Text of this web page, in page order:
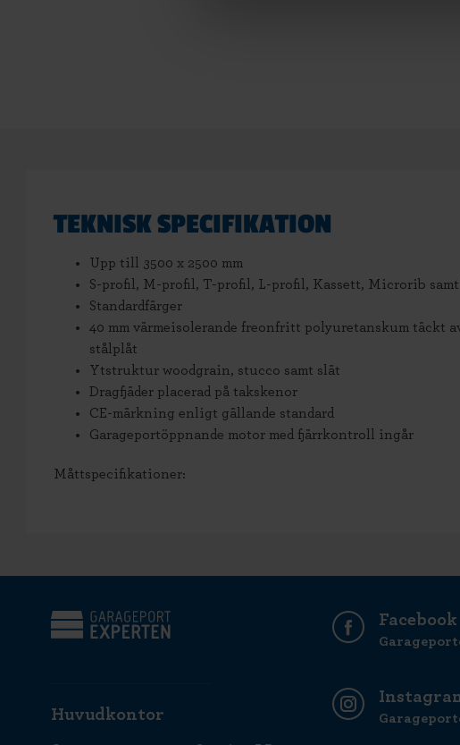
TEKNISK SPECIFIKATION
Upp till 3500 x 2500 mm
S-profil, M-profil, T-profil, L-profil, Kassett, Microrib
Standardfärger
40 mm värmeisolerande freonfritt polyuretanskum täckt
stålplåt
Ytstruktur woodgrain, stucco samt slät
Dragfjäder placerad på takskenor
CE-märkning enligt gällande standard
Garageportöppnande motor med fjärrkontroll ingår
Måttspecifikationer:
Huvudkontor
Facebook